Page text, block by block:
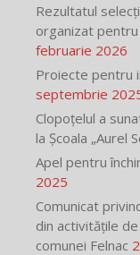
Rezultatul
organizat
februarie 2026
Proiecte pentru
septembrie
Clopoțelul a
la Școala „Aurel
Apel pentru
2025
Comunicat
din activitățile
comunei Felnac